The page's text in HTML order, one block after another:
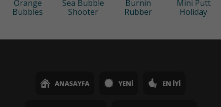
Orange
Bubbles
Sea Bubble
Shooter
Burnin
Rubber
Mini Putt
Holiday
ANASAYFA YENI EN İYI